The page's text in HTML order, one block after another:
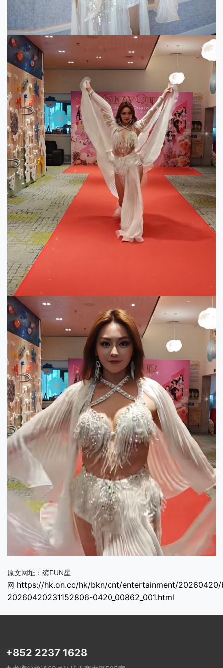
原文网址：缤FUN星
网 https://hk.on.cc/hk/bkn/cnt/entertainment/
20260420231152806-0420_00862_001.html
+852 2237 1628